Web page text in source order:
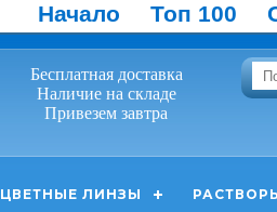
Начало Топ 100
Бесплатная доставка
Наличие на складе
Привезем завтра
ЦВЕТНЫЕ ЛИНЗЫ